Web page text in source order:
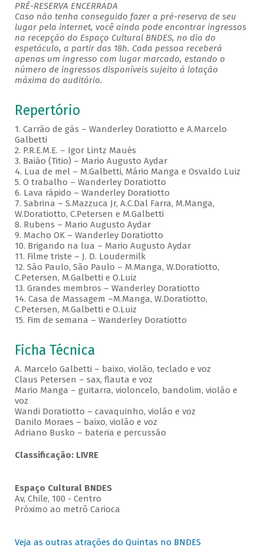
PRÉ-RESERVA ENCERRADA
Caso não tenha conseguido fazer a pré-reserva de seu
lugar pela internet, você ainda pode encontrar ingressos
na recepção do Espaço Cultural BNDES, no dia do
espetáculo, a partir das 18h. Cada pessoa receberá
apenas um ingresso com lugar marcado, estando o
número de ingressos disponíveis sujeito à lotação
máxima do auditório.
Repertório
1. Carrão de gás – Wanderley Doratiotto e A.Marcelo
Galbetti
2. P.R.E.M.E. – Igor Lintz Maués
3. Baião (Titio) – Mario Augusto Aydar
4. Lua de mel – M.Galbetti, Mário Manga e Osvaldo Luiz
5. O trabalho – Wanderley Doratiotto
6. Lava rápido – Wanderley Doratiotto
7. Sabrina – S.Mazzuca Jr, A.C.Dal Farra, M.Manga,
W.Doratiotto, C.Petersen e M.Galbetti
8. Rubens – Mario Augusto Aydar
9. Macho OK – Wanderley Doratiotto
10. Brigando na lua – Mario Augusto Aydar
11. Filme triste – J. D. Loudermilk
12. São Paulo, São Paulo – M.Manga, W.Doratiotto,
C.Petersen, M.Galbetti e O.Luiz
13. Grandes membros – Wanderley Doratiotto
14. Casa de Massagem –M.Manga, W.Doratiotto,
C.Petersen, M.Galbetti e O.Luiz
15. Fim de semana – Wanderley Doratiotto
Ficha Técnica
A. Marcelo Galbetti – baixo, violão, teclado e voz
Claus Petersen – sax, flauta e voz
Mario Manga – guitarra, violoncelo, bandolim, violão e
voz
Wandi Doratiotto – cavaquinho, violão e voz
Danilo Moraes – baixo, violão e voz
Adriano Busko – bateria e percussão
Classificação: LIVRE
Espaço Cultural BNDES
Av, Chile, 100 - Centro
Próximo ao metrô Carioca
Veja as outras atrações do Quintas no BNDES